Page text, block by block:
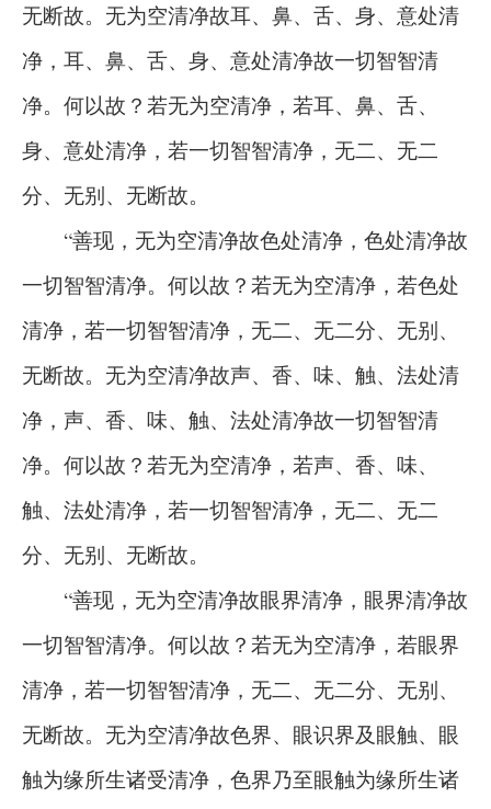
无断故。无为空清净故耳、鼻、舌、身、意处清
净，耳、鼻、舌、身、意处清净故一切智智清
净。何以故？若无为空清净，若耳、鼻、舌、
身、意处清净，若一切智智清净，无二、无二
分、无别、无断故。
“善现，无为空清净故色处清净，色处清净故
一切智智清净。何以故？若无为空清净，若色处
清净，若一切智智清净，无二、无二分、无别、
无断故。无为空清净故声、香、味、触、法处清
净，声、香、味、触、法处清净故一切智智清
净。何以故？若无为空清净，若声、香、味、
触、法处清净，若一切智智清净，无二、无二
分、无别、无断故。
“善现，无为空清净故眼界清净，眼界清净故
一切智智清净。何以故？若无为空清净，若眼界
清净，若一切智智清净，无二、无二分、无别、
无断故。无为空清净故色界、眼识界及眼触、眼
触为缘所生诸受清净，色界乃至眼触为缘所生诸